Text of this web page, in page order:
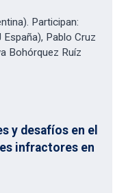
Participan:
Pablo Cruz
Bohórquez Ruíz
y desafíos en el
infractores en